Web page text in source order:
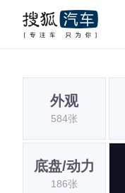
外观
584张
底盘/动力
186张